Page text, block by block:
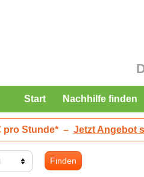
Start Nachhilfe finden
pro Stunde* – Jetzt Angebot
Finden